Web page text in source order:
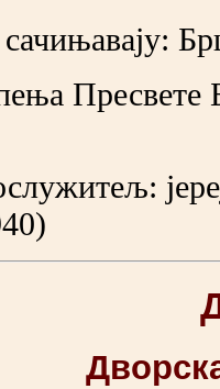
Пресвете